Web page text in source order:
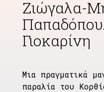
Ζιώγαλα-
Γιοκαρίνη
Μια πραγματικά
παραλία του